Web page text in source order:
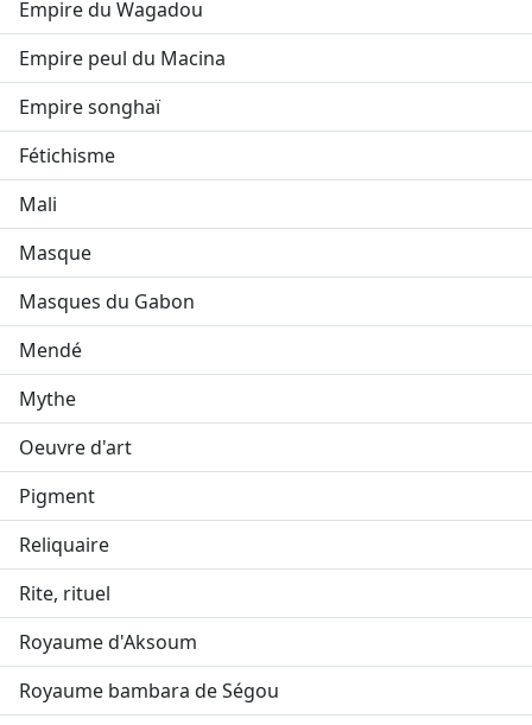
Empire du Wagadou
Empire peul du Macina
Empire songhaï
Fétichisme
Mali
Masque
Masques du Gabon
Mendé
Mythe
Oeuvre d'art
Pigment
Reliquaire
Rite, rituel
Royaume d'Aksoum
Royaume bambara de Ségou